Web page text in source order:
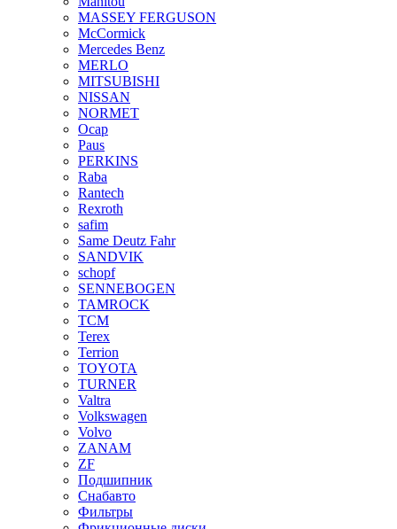
MASSEY FERGUSON
McCormick
Mercedes Benz
MERLO
MITSUBISHI
NISSAN
NORMET
Ocap
Paus
PERKINS
Raba
Rantech
Rexroth
safim
Same Deutz Fahr
SANDVIK
schopf
SENNEBOGEN
TAMROCK
TCM
Terex
Terrion
TOYOTA
TURNER
Valtra
Volkswagen
Volvo
ZANAM
ZF
Подшипник
Снабавто
Фильтры